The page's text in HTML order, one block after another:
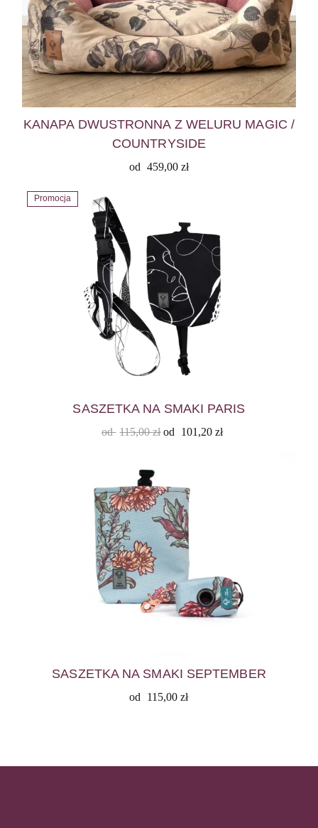
KANAPA DWUSTRONNA Z WELURU MAGIC /
COUNTRYSIDE
od 459,00 zł
Promocja
SASZETKA NA SMAKI PARIS
od 115,00zł od 101,20zł
SASZETKA NA SMAKI SEPTEMBER
od 115,00zł